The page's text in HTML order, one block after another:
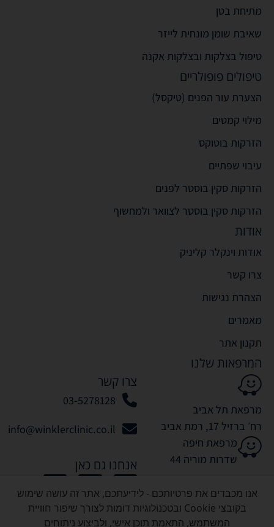
מתיחת בטן
שאיבת שומן מונחית לייזר
טיפול בצלקות ובצלקות אקנה
טיפולים פופולריים
הצערת עור הפנים (טיקסל)
מילוי קמטים
הזרקות בוטוקס
עיבוי שפתיים
הזרקות סקין בוסטר לפנים
הזרקות סקין בוסטר לצוואר ולמחשוף
אודות
אודות וינקלר קליניק
צרו קשר
הצהרת נגישות
מאמרים
תקנון אתר
המרפאות שלנו
מרפאת תל אביב
רח׳ ברזיל 17, רמת אביב
מרפאת חיפה
שדרות מוריה 44
צרו קשר
03-5278128
info@winklerclinic.co.il
אנחנו גם כאן
אנו מכבדים את פרטיותכם - לידיעתכם, אתר זה עושה שימוש
בקובצי Cookie ובטכנולוגיות דומות לצורך שיפור חוויית
המשתמש, התאמת תוכן אישי, ולביצוע ניתוחים